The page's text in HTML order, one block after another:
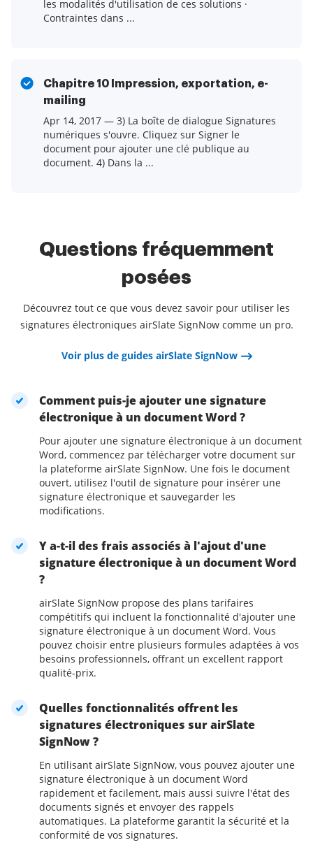
les modalités d'utilisation de ces solutions ·
Contraintes dans ...
Chapitre 10 Impression, exportation, e-
mailing
Apr 14, 2017 — 3) La boîte de dialogue Signatures
numériques s'ouvre. Cliquez sur Signer le
document pour ajouter une clé publique au
document. 4) Dans la ...
Questions fréquemment
posées
Découvrez tout ce que vous devez savoir pour utiliser les
signatures électroniques airSlate SignNow comme un pro.
Voir plus de guides airSlate SignNow
Comment puis-je ajouter une signature
électronique à un document Word ?
Pour ajouter une signature électronique à un document
Word, commencez par télécharger votre document sur
la plateforme airSlate SignNow. Une fois le document
ouvert, utilisez l'outil de signature pour insérer une
signature électronique et sauvegarder les
modifications.
Y a-t-il des frais associés à l'ajout d'une
signature électronique à un document Word
?
airSlate SignNow propose des plans tarifaires
compétitifs qui incluent la fonctionnalité d'ajouter une
signature électronique à un document Word. Vous
pouvez choisir entre plusieurs formules adaptées à vos
besoins professionnels, offrant un excellent rapport
qualité-prix.
Quelles fonctionnalités offrent les
signatures électroniques sur airSlate
SignNow ?
En utilisant airSlate SignNow, vous pouvez ajouter une
signature électronique à un document Word
rapidement et facilement, mais aussi suivre l'état des
documents signés et envoyer des rappels
automatiques. La plateforme garantit la sécurité et la
conformité de vos signatures.